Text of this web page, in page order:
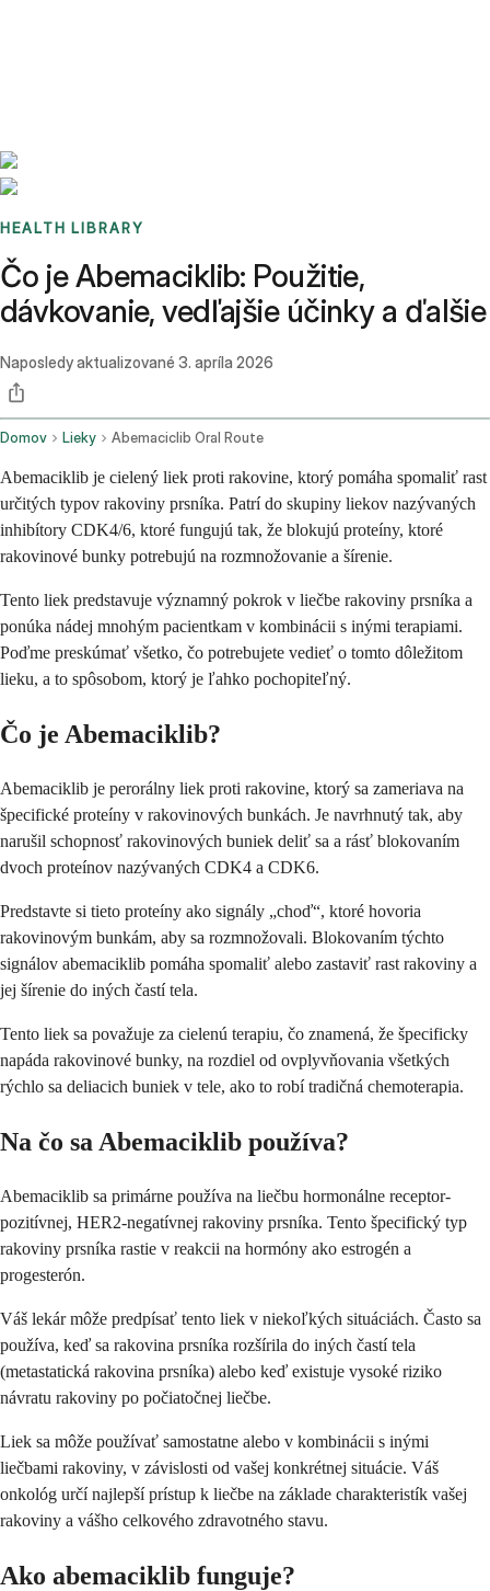
HEALTH LIBRARY
Čo je Abemaciklib: Použitie,
dávkovanie, vedľajšie účinky a ďalšie
Naposledy aktualizované 3. apríla 2026
Domov Lieky Abemaciclib Oral Route
Abemaciklib je cielený liek proti rakovine, ktorý pomáha spomaliť rast
určitých typov rakoviny prsníka. Patrí do skupiny liekov nazývaných
inhibítory CDK4/6, ktoré fungujú tak, že blokujú proteíny, ktoré
rakovinové bunky potrebujú na rozmnožovanie a šírenie.
Tento liek predstavuje významný pokrok v liečbe rakoviny prsníka a
ponúka nádej mnohým pacientkam v kombinácii s inými terapiami.
Poďme preskúmať všetko, čo potrebujete vedieť o tomto dôležitom
lieku, a to spôsobom, ktorý je ľahko pochopiteľný.
Čo je Abemaciklib?
Abemaciklib je perorálny liek proti rakovine, ktorý sa zameriava na
špecifické proteíny v rakovinových bunkách. Je navrhnutý tak, aby
narušil schopnosť rakovinových buniek deliť sa a rásť blokovaním
dvoch proteínov nazývaných CDK4 a CDK6.
Predstavte si tieto proteíny ako signály „choď“, ktoré hovoria
rakovinovým bunkám, aby sa rozmnožovali. Blokovaním týchto
signálov abemaciklib pomáha spomaliť alebo zastaviť rast rakoviny a
jej šírenie do iných častí tela.
Tento liek sa považuje za cielenú terapiu, čo znamená, že špecificky
napáda rakovinové bunky, na rozdiel od ovplyvňovania všetkých
rýchlo sa deliacich buniek v tele, ako to robí tradičná chemoterapia.
Na čo sa Abemaciklib používa?
Abemaciklib sa primárne používa na liečbu hormonálne receptor-
pozitívnej, HER2-negatívnej rakoviny prsníka. Tento špecifický typ
rakoviny prsníka rastie v reakcii na hormóny ako estrogén a
progesterón.
Váš lekár môže predpísať tento liek v niekoľkých situáciách. Často sa
používa, keď sa rakovina prsníka rozšírila do iných častí tela
(metastatická rakovina prsníka) alebo keď existuje vysoké riziko
návratu rakoviny po počiatočnej liečbe.
Liek sa môže používať samostatne alebo v kombinácii s inými
liečbami rakoviny, v závislosti od vašej konkrétnej situácie. Váš
onkológ určí najlepší prístup k liečbe na základe charakteristík vašej
rakoviny a vášho celkového zdravotného stavu.
Ako abemaciklib funguje?